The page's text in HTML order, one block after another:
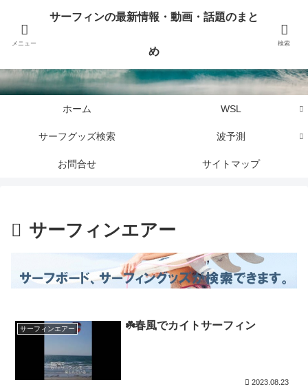
サーフィンに関するニュース・話題や最新情報を写真、画像、動画でまとめて
ホーム WSL
サーフグッズ検索 波予測
お問合せ サイトマップ
サーフィンエアー
サーフィンエアー ☘️春風でカイトサーフィン
2023.08.23
メニュー
サーフィンの最新情報・動画・話題のまと
め
検索